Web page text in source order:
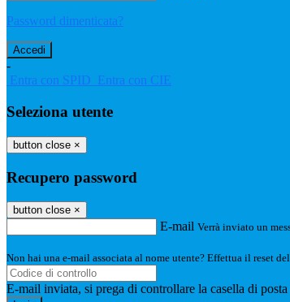
Password dimenticata?
-
Entra con SPID Entra con CIE
Seleziona utente
button close ×
Recupero password
button close ×
E-mail Verrà inviato un
Non hai una e-mail associata al nome utente? Effettua il reset
E-mail inviata, si prega di controllare la casella di